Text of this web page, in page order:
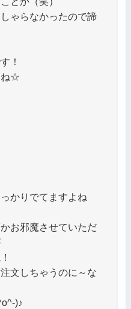
ゃらなかったので諦
！
ね☆
かりでてますよね
お邪魔させていただ
文しちゃうのに～な
)♪